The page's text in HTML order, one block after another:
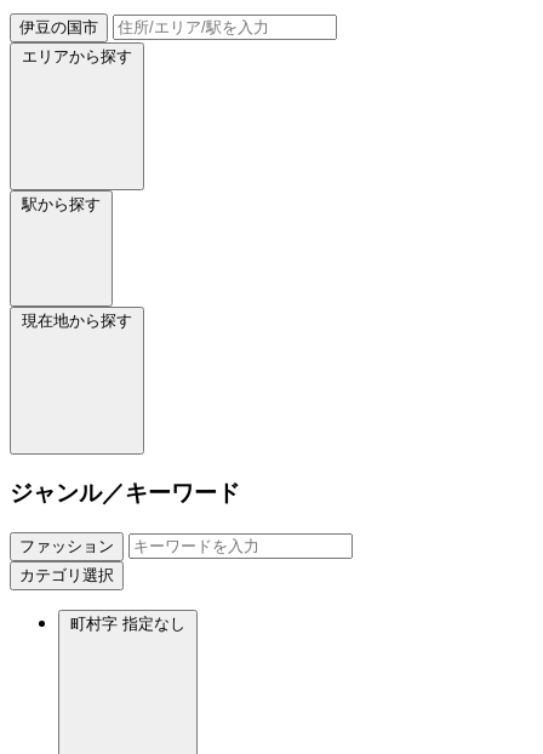
伊豆の国市
エリアから探す
駅から探す
現在地から探す
ジャンル／キーワード
ファッション
カテゴリ選択
町村字 指定なし